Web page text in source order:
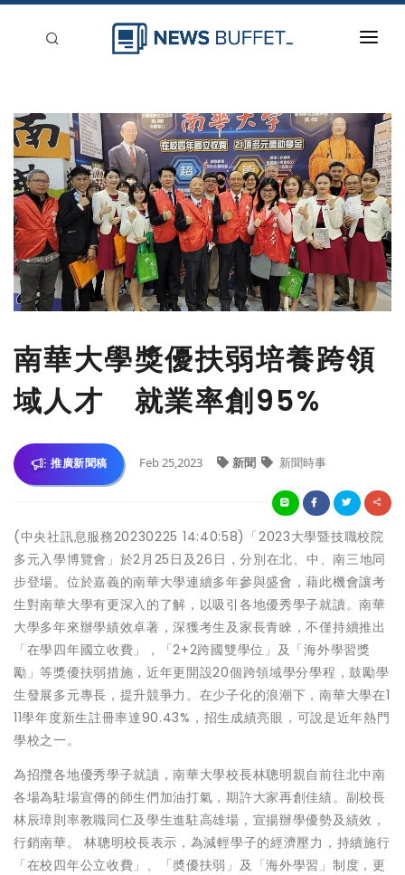
新聞稿分類
登入
刊登
南華大學獎優扶弱培養跨領
域人才 就業率創95%
推廣新聞稿 Feb 25,2023 新聞 新聞時事
(中央社訊息服務20230225 14:40:58)「2023大學暨技職校院
多元入學博覽會」於2月25日及26日，分別在北、中、南三地同
步登場。位於嘉義的南華大學連續多年參與盛會，藉此機會讓考
生對南華大學有更深入的了解，以吸引各地優秀學子就讀。南華
大學多年來辦學績效卓著，深獲考生及家長青睞，不僅持續推出
「在學四年國立收費」，「2+2跨國雙學位」及「海外學習獎
勵」等獎優扶弱措施，近年更開設20個跨領域學分學程，鼓勵學
生發展多元專長，提升競爭力。在少子化的浪潮下，南華大學在1
11學年度新生註冊率達90.43%，招生成績亮眼，可說是近年熱門
學校之一。
為招攬各地優秀學子就讀，南華大學校長林聰明親自前往北中南
各場為駐場宣傳的師生們加油打氣，期許大家再創佳績。副校長
林辰璋則率教職同仁及學生進駐高雄場，宣揚辦學優勢及績效，
行銷南華。 林聰明校長表示，為減輕學子的經濟壓力，持續施行
「在校四年公立收費」、「奬優扶弱」及「海外學習」制度，更